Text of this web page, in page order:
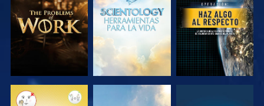
SERIES
SERIES